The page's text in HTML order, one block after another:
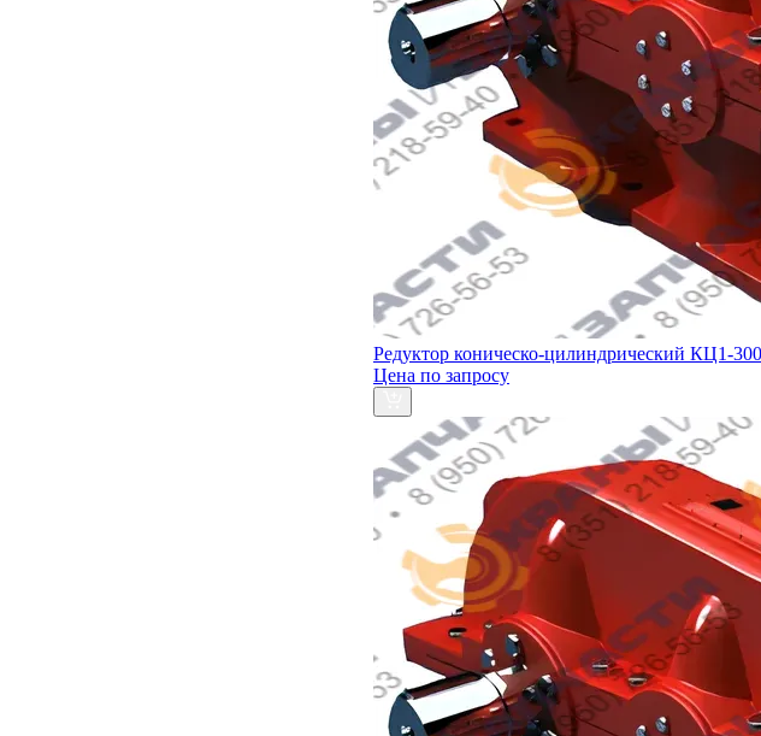
Редуктор коническо-цилиндрический КЦ1-300
Цена по запросу